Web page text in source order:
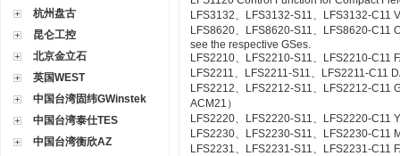
杭州盘古
昆仑工控
北京金立石
英国WEST
中国台湾固纬GWinstek
中国台湾泰仕TES
中国台湾衡欣AZ
LFS3132、LFS3132-S11、LFS3132-C11
LFS8620、LFS8620-S11、LFS8620-C11
see the respective GSes.
LFS2210、LFS2210-S11、LFS2210-C11
LFS2211、LFS2211-S11、LFS2211-C11
LFS2212、LFS2212-S11、LFS2212-C11
ACM21）
LFS2220、LFS2220-S11、LFS2220-C11
LFS2230、LFS2230-S11、LFS2230-C11
LFS2231、LFS2231-S11、LFS2231-C11